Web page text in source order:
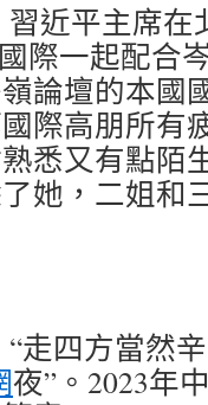
習近平主席
際一起配合
論壇的本國
際高朋所有
悉又有點陌
她，二姐和
走四方當然
夜”。2023年